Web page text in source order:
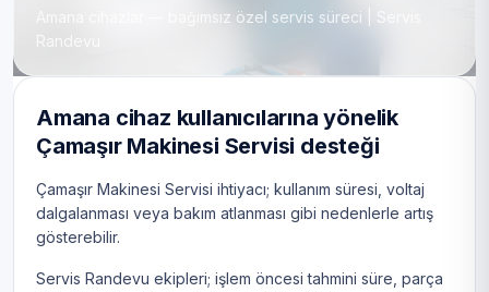
Amana cihazlar — bağımsız özel servis süreci | Servis
Amana cihaz kullanıcılarına yönelik
Çamaşır Makinesi Servisi desteği
Çamaşır Makinesi Servisi ihtiyacı; kullanım süresi, voltaj
dalgalanması veya bakım atlanması gibi nedenlerle artış
gösterebilir.
Servis Randevu ekipleri; işlem öncesi tahmini süre, parça